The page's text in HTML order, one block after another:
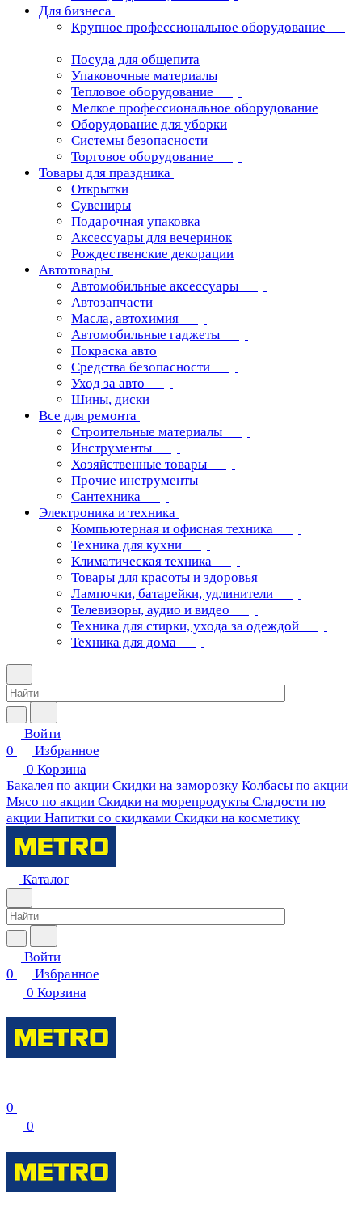
Для бизнеса
Крупное профессиональное оборудование
Посуда для общепита
Упаковочные материалы
Тепловое оборудование
Мелкое профессиональное оборудование
Оборудование для уборки
Системы безопасности
Торговое оборудование
Товары для праздника
Открытки
Сувениры
Подарочная упаковка
Аксессуары для вечеринок
Рождественские декорации
Автотовары
Автомобильные аксессуары
Автозапчасти
Масла, автохимия
Автомобильные гаджеты
Покраска авто
Средства безопасности
Уход за авто
Шины, диски
Все для ремонта
Строительные материалы
Инструменты
Хозяйственные товары
Прочие инструменты
Сантехника
Электроника и техника
Компьютерная и офисная техника
Техника для кухни
Климатическая техника
Товары для красоты и здоровья
Лампочки, батарейки, удлинители
Телевизоры, аудио и видео
Техника для стирки, ухода за одеждой
Техника для дома
Войти
0
Избранное
0 Корзина
Бакалея по акции Скидки на заморозку Колбасы по акции
Мясо по акции Скидки на морепродукты Сладости по
акции Напитки со скидками Скидки на косметику
Каталог
Войти
0
Избранное
0 Корзина
0
0